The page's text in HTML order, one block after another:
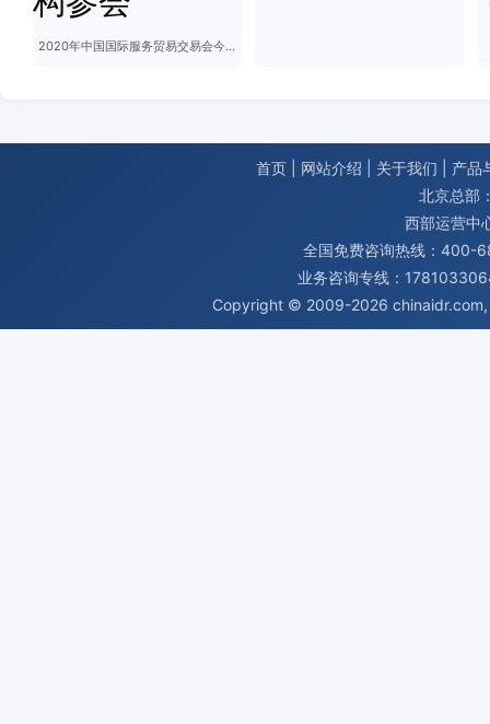
2020年中国国际服务贸易交易会今天开幕 1.8万家境内外企业和机构参会
首页 网站介绍 关于我们
产品
北京总部
西部运营中
全国免费咨询热线：400-
业务咨询专线：
Copyright © 2009-2026 chinaidr.com